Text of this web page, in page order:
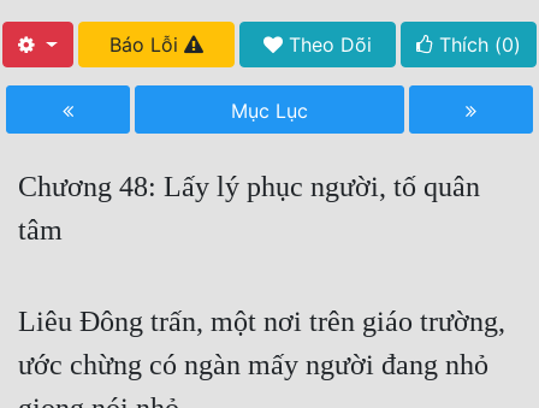
Tất Cả
Hoàn Thành
Truyện Convert
Truyện Dịch
Truyện Nhập Môn
Báo Lỗi Theo Dõi Thích (0)
Mục Lục
Chương 48: Lấy lý phục người, tố quân
tâm
Liêu Đông trấn, một nơi trên giáo trường,
ước chừng có ngàn mấy người đang nhỏ